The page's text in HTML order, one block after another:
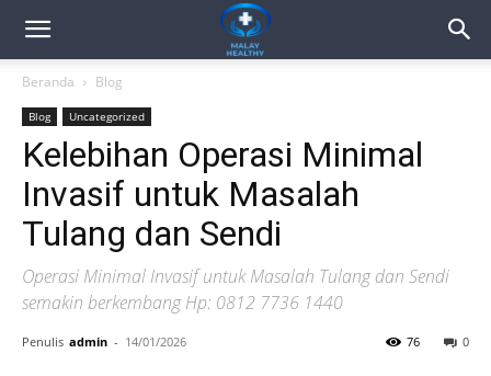
Beranda Blog
Blog Uncategorized
Kelebihan Operasi Minimal
Invasif untuk Masalah
Tulang dan Sendi
Operasi Minimal Invasif untuk Masalah Tulang dan Sendi
semakin berkembang Hp: 0812 7736 1440
Penulis admin - 14/01/2026 0
76